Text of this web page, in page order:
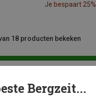
Je bespaart 25%
18 producten bekeken
Bergzeit...